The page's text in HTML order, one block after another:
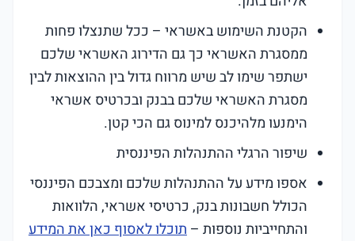
הקטנת השימוש באשראי – ככל שתנצלו פחות
ממסגרת האשראי כך גם הדירוג האשראי שלכם
ישתפר שימו לב שיש מרווח גדול בין ההוצאות לבין
מסגרת האשראי שלכם בבנק ובכרטיס אשראי
הימנעו מלהיכנס למינוס גם הכי קטן.
שיפור הרגלי ההתנהלות הפיננסית
אספו מידע על ההתנהלות שלכם ומצבכם הפיננסי
הכולל חשבונות בנק, כרטיסי אשראי, הלוואות
והתחייביות נוספות –תוכלו לאסוף כאן את המידע